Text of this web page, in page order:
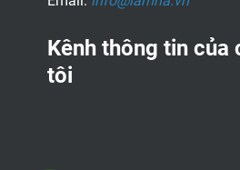
Kênh thông tin của
tôi